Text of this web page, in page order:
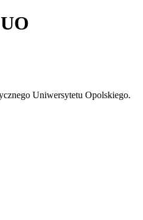
Uniwersytetu Opolskiego.